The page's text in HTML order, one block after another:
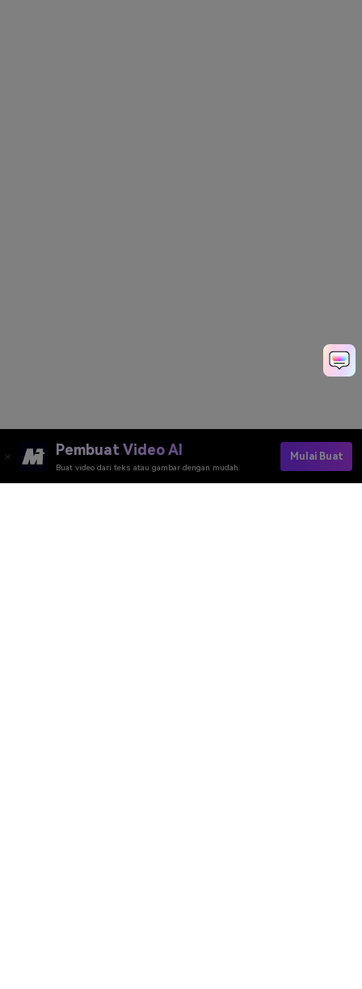
Pembuat Video AI
Buat video dari teks atau gambar dengan mudah
Mulai Buat